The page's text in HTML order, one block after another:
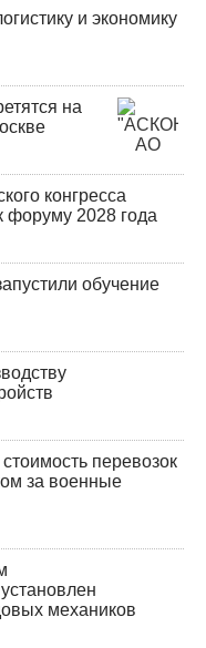
и экономику
на
конгресса
форуму 2028 года
обучение
перевозок
за военные
механиков